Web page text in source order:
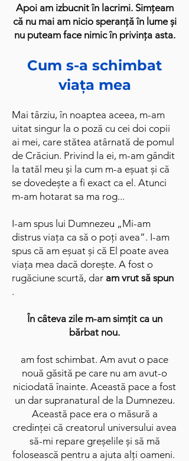
Apoi am izbucnit în lacrimi. Simțeam
că nu mai am nicio speranță în lume și
nu puteam face nimic în privința asta.
Cum s-a schimbat
viața mea
Mai târziu, în noaptea aceea, m-am
uitat singur la o poză cu cei doi copii
ai mei, care stătea atârnată de pomul
de Crăciun. Privind la ei, m-am gândit
la tatăl meu și la cum m-a eșuat și că
se dovedește a fi exact ca el. Atunci
m-am hotarat sa ma rog...
I-am spus lui Dumnezeu „Mi-am
distrus viața ca să o poți avea”. I-am
spus că am eșuat și că El poate avea
viața mea dacă dorește. A fost o
rugăciune scurtă, dar am vrut să spun
.
În câteva zile m-am simțit ca un
bărbat nou.
am fost schimbat. Am avut o pace
nouă găsită pe care nu am avut-o
niciodată înainte. Această pace a fost
un dar supranatural de la Dumnezeu.
Această pace era o măsură a
credinței că creatorul universului avea
să-mi repare greșelile și să mă
folosească pentru a ajuta alți oameni. ​